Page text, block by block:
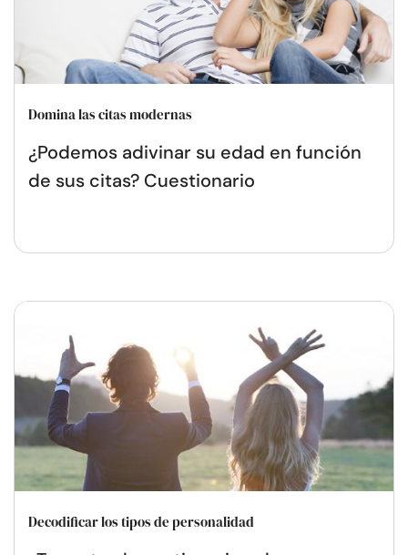
Domina las citas modernas
¿Podemos adivinar su edad en función
de sus citas? Cuestionario
Decodificar los tipos de personalidad